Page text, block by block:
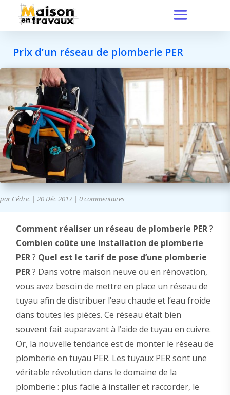
Prix d’un réseau de plomberie PER
parCédric | 20 Déc 2017 | 0 commentaires
Comment réaliser un réseau de plomberie PER?
Combien coûte une installation de plomberie
PER? Quel est le tarif de pose d’une plomberie
PER? Dans votre maison neuve ou en rénovation,
vous avez besoin de mettre en place un réseau de
tuyau afin de distribuer l’eau chaude et l’eau froide
dans toutes les pièces. Ce réseau était bien
souvent fait auparavant à l’aide de tuyau en cuivre.
Or, la nouvelle tendance est de monter le réseau de
plomberie en tuyau PER. Les tuyaux PER sont une
véritable révolution dans le domaine de la
plomberie : plus facile à installer et raccorder, le